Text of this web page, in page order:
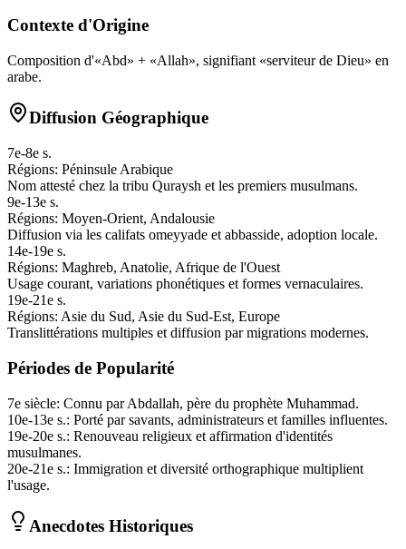
Contexte d'Origine
Composition d'«Abd» + «Allah», signifiant «serviteur de Dieu» en
arabe.
Diffusion Géographique
7e-8e s.
Régions: Péninsule Arabique
Nom attesté chez la tribu Quraysh et les premiers musulmans.
9e-13e s.
Régions: Moyen-Orient, Andalousie
Diffusion via les califats omeyyade et abbasside, adoption locale.
14e-19e s.
Régions: Maghreb, Anatolie, Afrique de l'Ouest
Usage courant, variations phonétiques et formes vernaculaires.
19e-21e s.
Régions: Asie du Sud, Asie du Sud-Est, Europe
Translittérations multiples et diffusion par migrations modernes.
Périodes de Popularité
7e siècle: Connu par Abdallah, père du prophète Muhammad.
10e-13e s.: Porté par savants, administrateurs et familles influentes.
19e-20e s.: Renouveau religieux et affirmation d'identités
musulmanes.
20e-21e s.: Immigration et diversité orthographique multiplient
l'usage.
Anecdotes Historiques